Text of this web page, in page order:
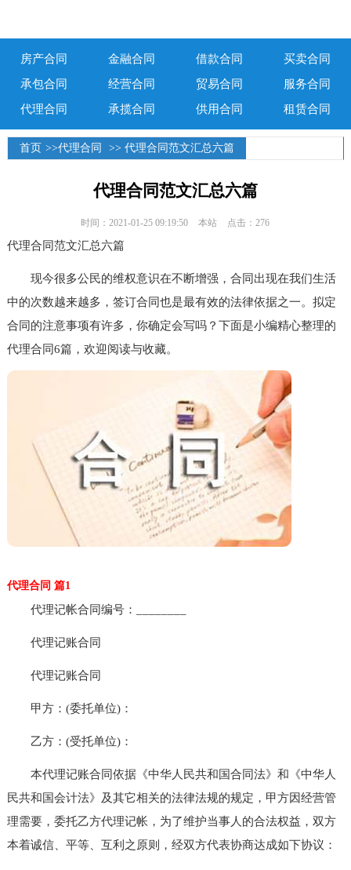
房产合同 金融合同 借款合同
买卖合同
承包合同
经营合同 贸易合同
服务合同
代理合同
承揽合同 供用合同 租赁合同
首页 >>代理合同 >> 代理合同范文汇总六篇
代理合同范文汇总六篇
时间：2021-01-25 09:19:50 本站 点击：276
代理合同范文汇总六篇
现今很多公民的维权意识在不断增强，合同出现在我们生活
中的次数越来越多，签订合同也是最有效的法律依据之一。拟定
合同的注意事项有许多，你确定会写吗？下面是小编精心整理的
代理合同6篇，欢迎阅读与收藏。
代理合同 篇1
代理记帐合同编号：________
代理记账合同
代理记账合同
甲方：(委托单位)：
乙方：(受托单位)：
本代理记账合同依据《中华人民共和国合同法》和《中华人
民共和国会计法》及其它相关的法律法规的规定，甲方因经营管
理需要，委托乙方代理记帐，为了维护当事人的合法权益，双方
本着诚信、平等、互利之原则，经双方代表协商达成如下协议：